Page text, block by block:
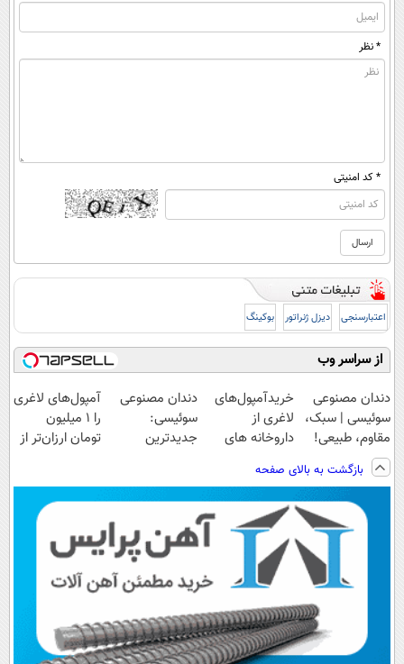
* نظر
* کد امنیتی
اعتبارسنجی دیزل ژنراتور بوکینگ
از سراسر وب
دندان مصنوعی
سوئیسی | سبک،
مقاوم، طبیعی!
ویزیت
رایگان+پرداخت
اقساطی😍
خریدآمپول‌های
لاغری از
داروخانه های
فوری همراه با
پک یخ!
دندان مصنوعی
سوئیسی:
جدیدترین
پرداخت قسطی
آمپول‌های لاغری
را ۱ میلیون
تومان ارزان‌تر از
بازگشت به بالای صفحه